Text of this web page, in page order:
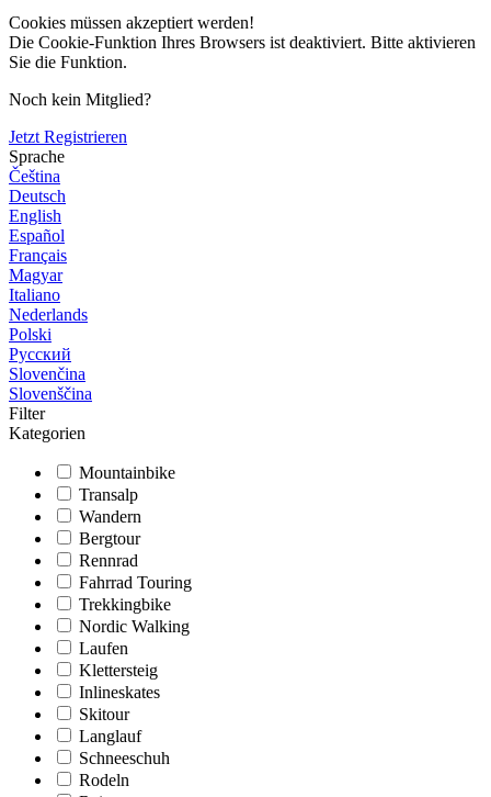
Cookies müssen akzeptiert werden!
Die Cookie-Funktion Ihres Browsers ist deaktiviert. Bitte aktivieren
Sie die Funktion.
Noch kein Mitglied?
Jetzt Registrieren
Sprache
Čeština
Deutsch
English
Español
Français
Magyar
Italiano
Nederlands
Polski
Русский
Slovenčina
Slovenščina
Filter
Kategorien
Mountainbike
Transalp
Wandern
Bergtour
Rennrad
Fahrrad Touring
Trekkingbike
Nordic Walking
Laufen
Klettersteig
Inlineskates
Skitour
Langlauf
Schneeschuh
Rodeln